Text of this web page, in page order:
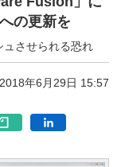
の更新を
させられる恐れ
2018年6月29日 15:57